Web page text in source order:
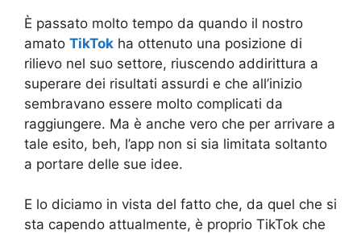
È passato molto tempo da quando il nostro
amato TikTok ha ottenuto una posizione di
rilievo nel suo settore, riuscendo addirittura a
superare dei risultati assurdi e che all’inizio
sembravano essere molto complicati da
raggiungere. Ma è anche vero che per arrivare a
tale esito, beh, l’app non si sia limitata soltanto
a portare delle sue idee.
E lo diciamo in vista del fatto che, da quel che si
sta capendo attualmente, è proprio TikTok che